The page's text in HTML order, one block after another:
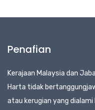
Penafian
Kerajaan Malaysia dan
Harta tidak
atau kerugian yang